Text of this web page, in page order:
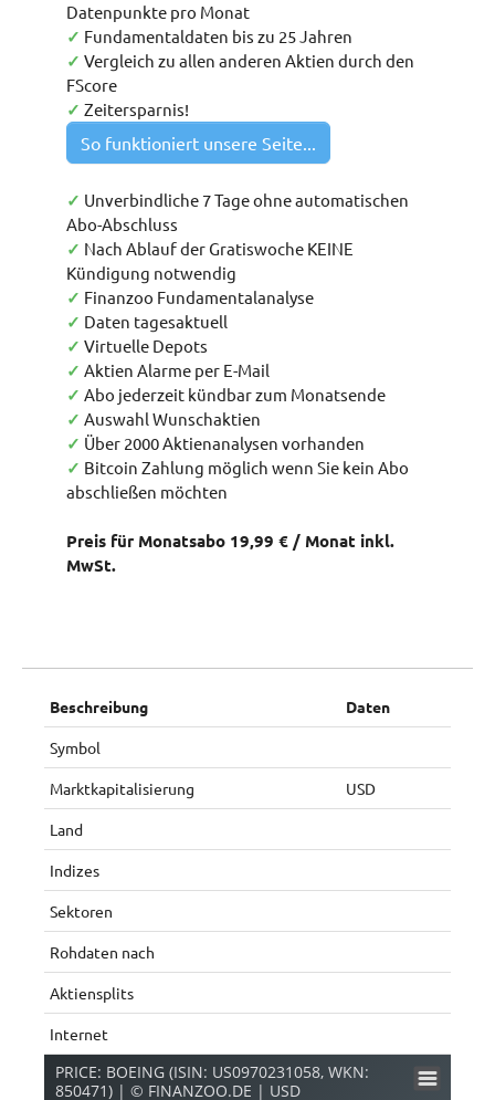
Datenpunkte pro Monat
✓ Fundamentaldaten bis zu 25 Jahren
✓ Vergleich zu allen anderen Aktien durch den
FScore
✓ Zeitersparnis!
So funktioniert unsere Seite...
✓ Unverbindliche 7 Tage ohne automatischen
Abo-Abschluss
✓ Nach Ablauf der Gratiswoche KEINE
Kündigung notwendig
✓ Finanzoo Fundamentalanalyse
✓ Daten tagesaktuell
✓ Virtuelle Depots
✓ Aktien Alarme per E-Mail
✓ Abo jederzeit kündbar zum Monatsende
✓ Auswahl Wunschaktien
✓ Über 2000 Aktienanalysen vorhanden
✓ Bitcoin Zahlung möglich wenn Sie kein Abo
abschließen möchten
Preis für Monatsabo 19,99 € / Monat inkl.
MwSt.
Beschreibung Daten
Symbol
Marktkapitalisierung USD
Land
Indizes
Sektoren
Rohdaten nach
Aktiensplits
Internet
PRICE: BOEING (ISIN: US0970231058, WKN:
850471) | © FINANZOO.DE | USD